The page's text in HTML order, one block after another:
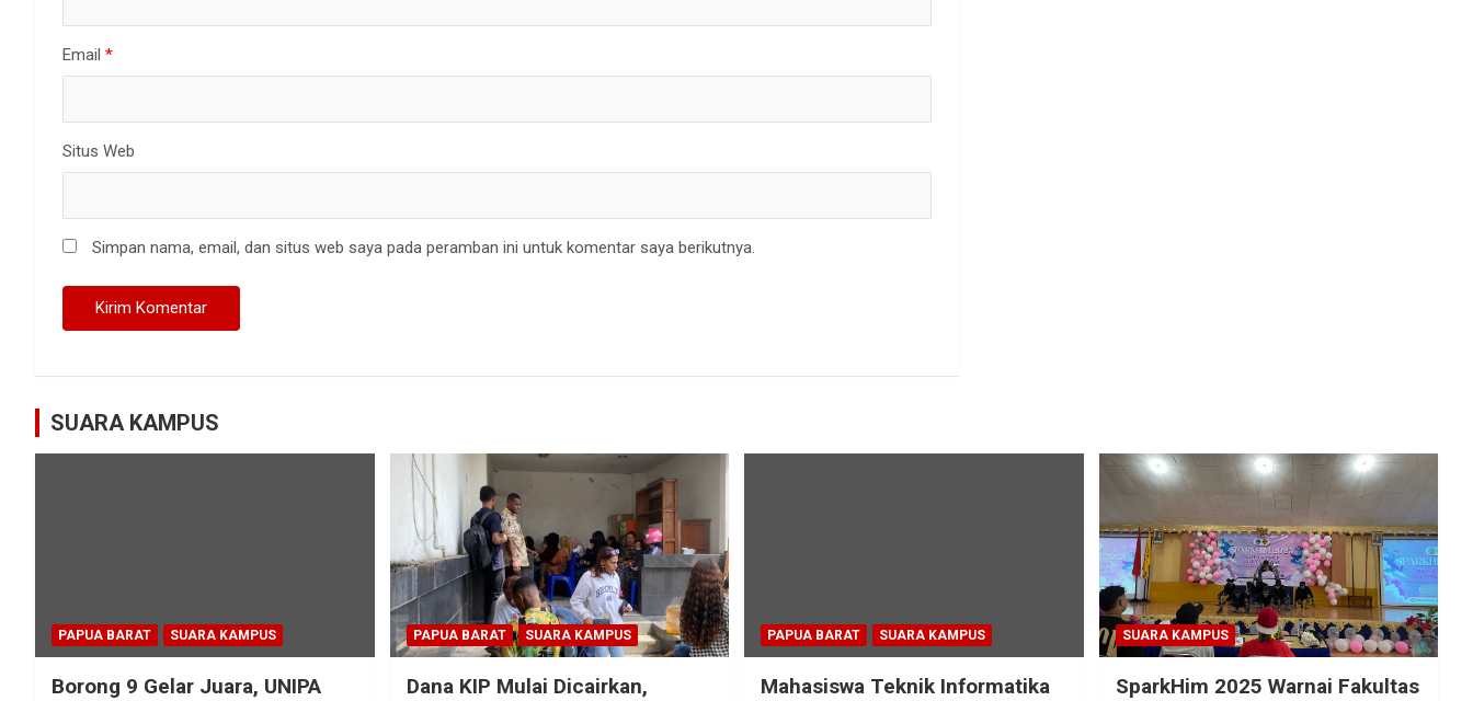
Email *
Situs Web
Simpan nama, email, dan situs web saya pada peramban ini untuk komentar saya berikutnya.
SUARA KAMPUS
PAPUA BARAT SUARA KAMPUS
Borong 9 Gelar Juara, UNIPA
PAPUA BARAT SUARA KAMPUS
Dana KIP Mulai Dicairkan,
PAPUA BARAT SUARA KAMPUS
Mahasiswa Teknik Informatika
SUARA KAMPUS
SparkHim 2025 Warnai Fakultas